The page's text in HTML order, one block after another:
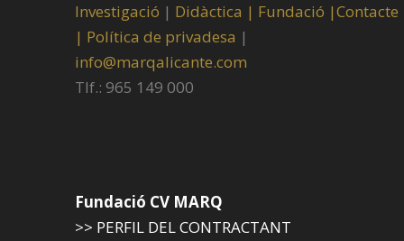
Investigació | Didàctica | Fundació |Contacte
| Política de privadesa |
info@marqalicante.com
Tlf.: 965 149 000
Fundació CV MARQ
>> PERFIL DEL CONTRACTANT